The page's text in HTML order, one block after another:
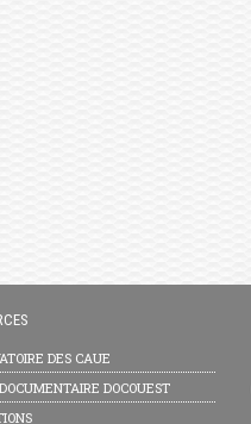
DES CAUE
DOCOUEST